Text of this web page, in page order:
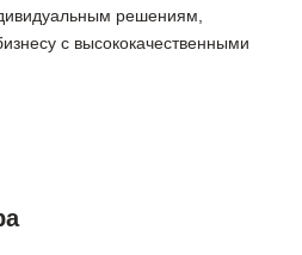
решениям,
с высококачественными